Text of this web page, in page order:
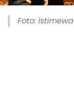
Foto: istimewa